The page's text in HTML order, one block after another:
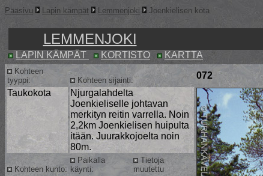
Pääsivu Lapin kämpät Lemmenjoki Joenkielisen kota
LEMMENJOKI
LAPIN KÄMPÄT KORTISTO KARTTA
Kohteen
tyyppi:
Kohteen sijainti: 072
Taukokota
Njurgalahdelta
Joenkieliselle johtavan
merkityn reitin varrella. Noin
2,2km Joenkielisen huipulta
itään. Juurakkojoelta noin
80m.
Kohteen kunto:
Paikalla
käynti:
Tietoja
muutettu